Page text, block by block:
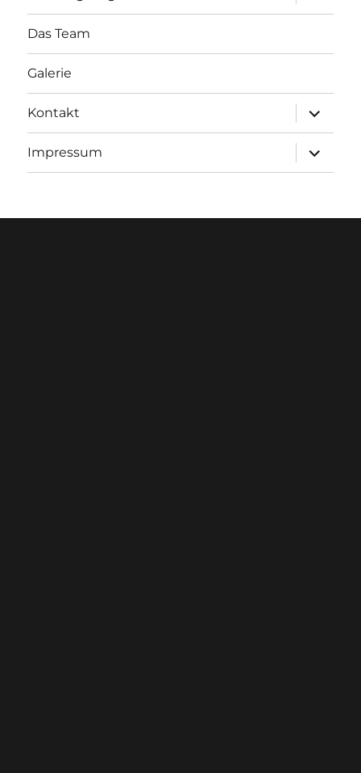
Das Team
Galerie
Kontakt
öffnen
Impressum
öffnen